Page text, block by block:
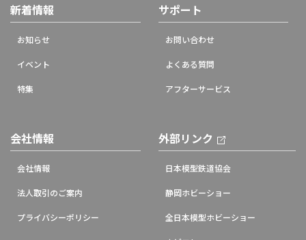
新着情報
お知らせ
イベント
特集
サポート
お問い合わせ
よくある質問
アフターサービス
会社情報
会社情報
法人取引のご案内
プライバシーポリシー
外部リンク
日本模型鉄道協会
静岡ホビーショー
全日本模型ホビーショー